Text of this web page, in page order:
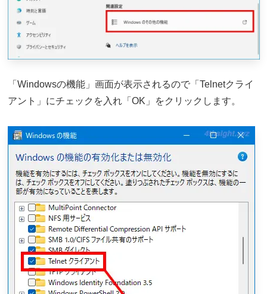
「Windowsの機能」画面が表示されるので「Telnetクライ
アント」にチェックを入れ「OK」をクリックします。